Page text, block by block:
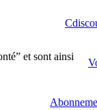
et sont ainsi